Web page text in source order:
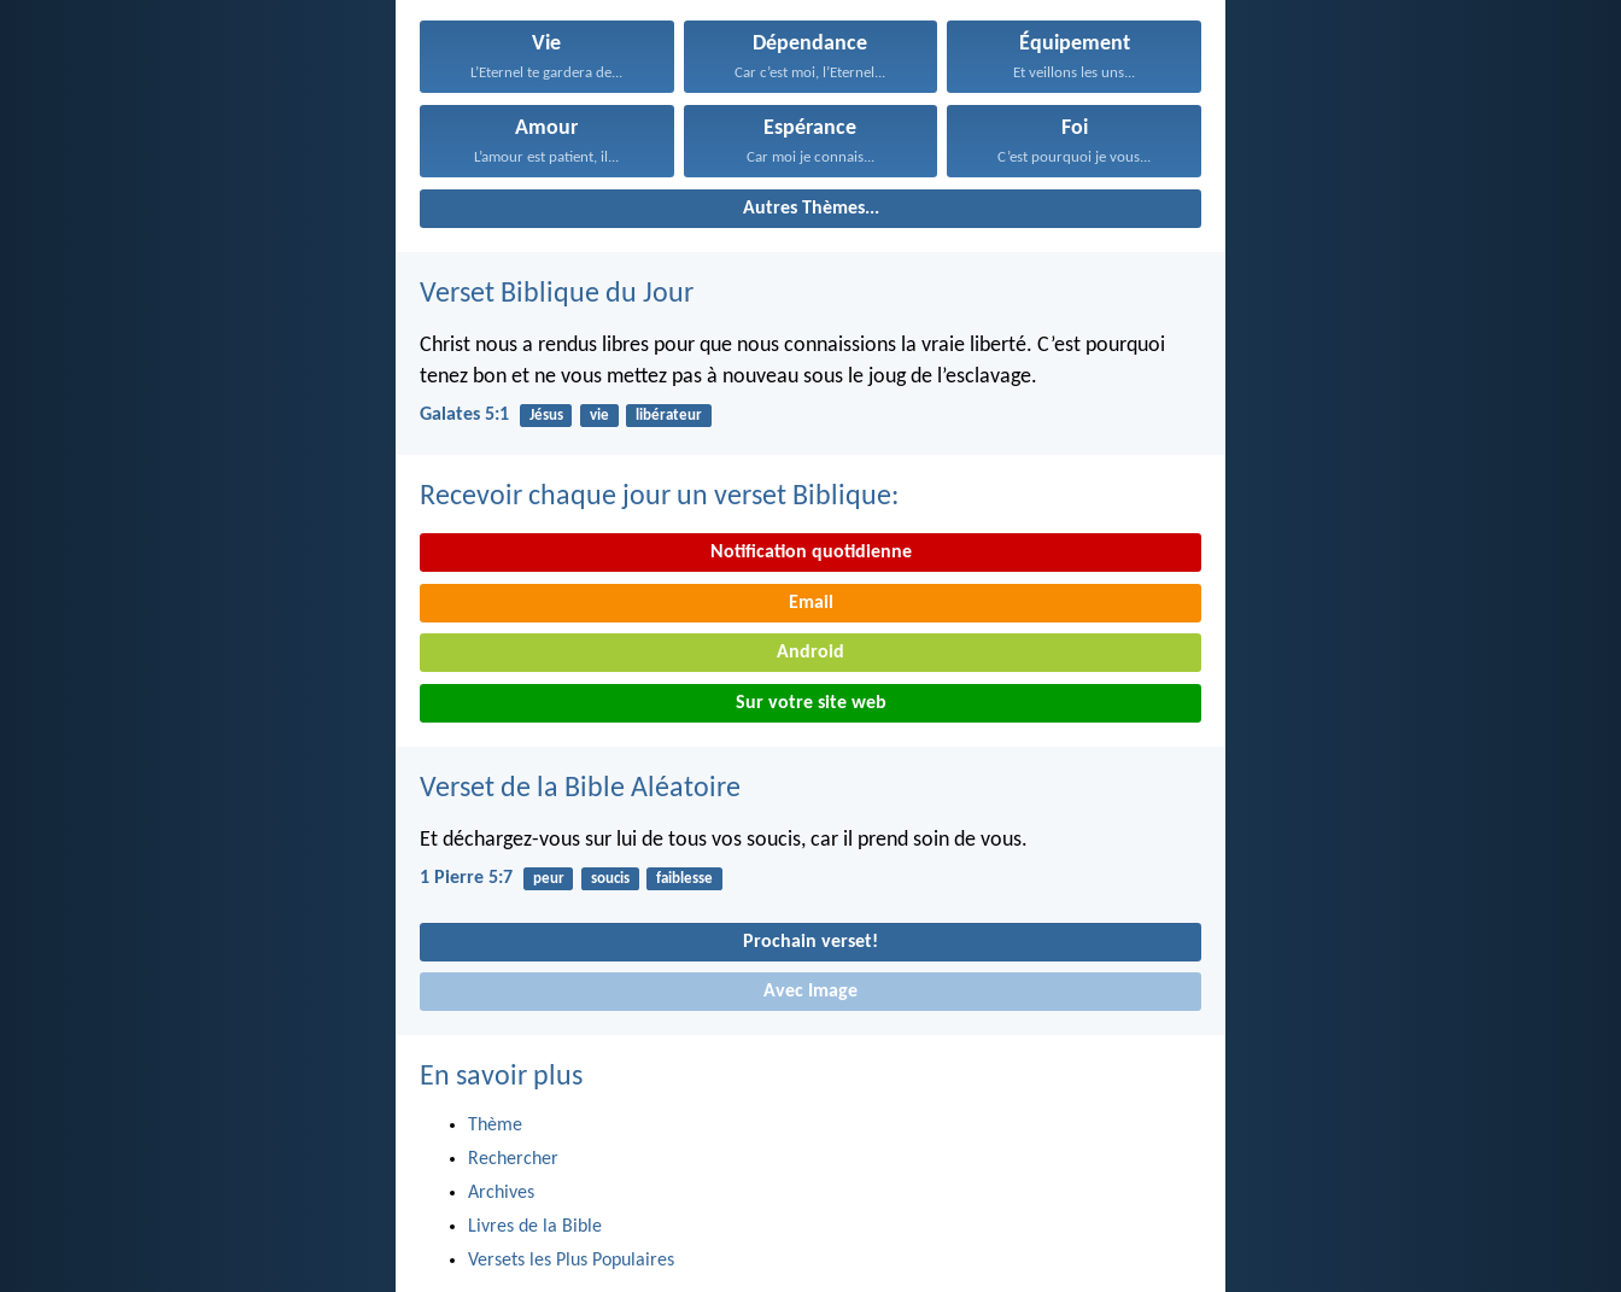
Vie
L’Eternel te gardera de...
Dépendance
Car c’est moi, l’Eternel...
Équipement
Et veillons les uns...
Amour
L’amour est patient, il...
Espérance
Car moi je connais...
Foi
C’est pourquoi je vous...
Autres Thèmes...
Verset Biblique du Jour
Christ nous a rendus libres pour que nous connaissions la vraie liberté. C’est pourquoi
tenez bon et ne vous mettez pas à nouveau sous le joug de l’esclavage.
Galates 5:1 Jésus vie libérateur
Recevoir chaque jour un verset Biblique:
Notification quotidienne
Email
Android
Sur votre site web
Verset de la Bible Aléatoire
Et déchargez-vous sur lui de tous vos soucis, car il prend soin de vous.
1 Pierre 5:7 peur soucis faiblesse
Prochain verset!
Avec Image
En savoir plus
Thème
Rechercher
Archives
Livres de la Bible
Versets les Plus Populaires